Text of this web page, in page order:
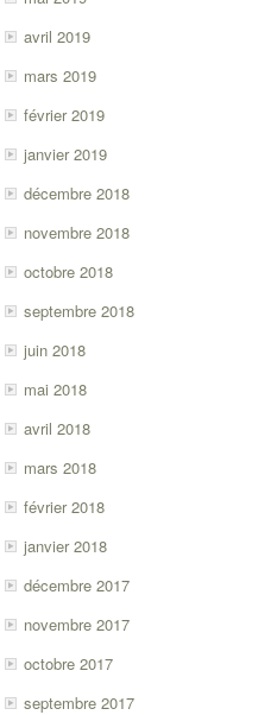
avril 2019
mars 2019
février 2019
janvier 2019
décembre 2018
novembre 2018
octobre 2018
septembre 2018
juin 2018
mai 2018
avril 2018
mars 2018
février 2018
janvier 2018
décembre 2017
novembre 2017
octobre 2017
septembre 2017